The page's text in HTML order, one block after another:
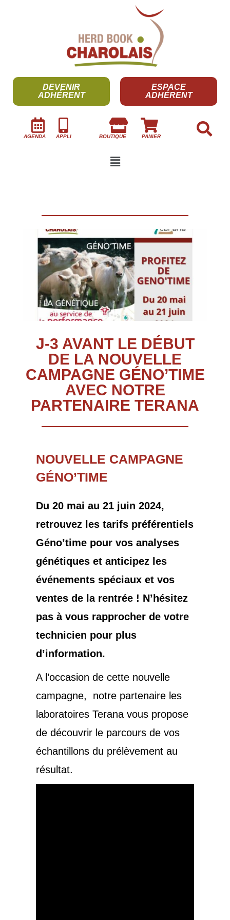
DEVENIR
ADHÉRENT
ESPACE
ADHÉRENT
AGENDA APPLI BOUTIQUE PANIER
J-3 AVANT LE DÉBUT
DE LA NOUVELLE
CAMPAGNE GÉNO’TIME
AVEC NOTRE
PARTENAIRE TERANA
NOUVELLE CAMPAGNE
GÉNO’TIME
Du 20 mai au 21 juin 2024,
retrouvez les tarifs préférentiels
Géno’time pour vos analyses
génétiques et anticipez les
événements spéciaux et vos
ventes de la rentrée ! N’hésitez
pas à vous rapprocher de votre
technicien pour plus
d’information.
A l’occasion de cette nouvelle
campagne, notre partenaire les
laboratoires Terana vous propose
de découvrir le parcours de vos
échantillons du prélèvement au
résultat.